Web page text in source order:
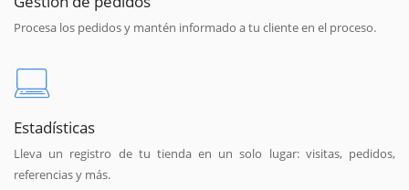
Procesa los pedidos y mantén informado a tu cliente en el proceso.
Estadísticas
Lleva un registro de tu tienda en un solo lugar: visitas, pedidos,
referencias y más.